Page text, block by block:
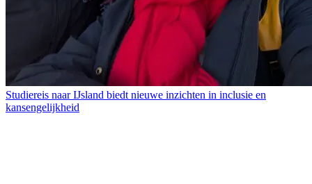
Studiereis naar IJsland biedt nieuwe inzichten in inclusie en
kansengelijkheid